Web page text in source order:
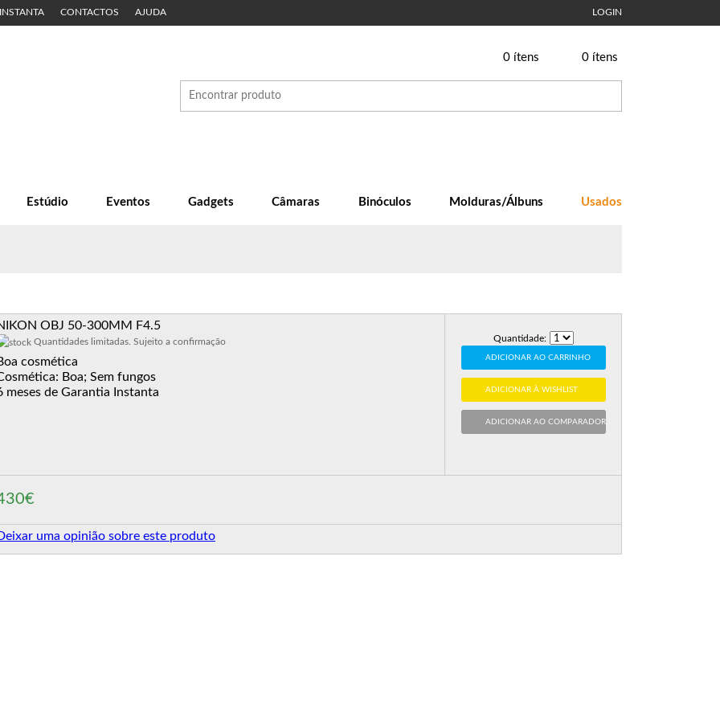
LOGIN
CONTACTOS AJUDA
0 ítens 0 ítens
Estúdio Eventos Gadgets Câmaras Binóculos Molduras/Álbuns Usados
OBJ 50-300MM F4.5
Quantidades limitadas. Sujeito a confirmação
cosmética
Boa; Sem fungos
meses de Garantia Instanta
uma opinião sobre este produto
Quantidade:
ADICIONAR AO CARRINHO
ADICIONAR À WISHLIST
ADICIONAR AO COMPARADOR